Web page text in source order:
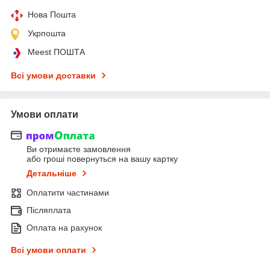
Нова Пошта
Укрпошта
Meest ПОШТА
Всі умови доставки
Умови оплати
Ви отримаєте замовлення
або гроші повернуться на вашу картку
Детальніше
Оплатити частинами
Післяплата
Оплата на рахунок
Всі умови оплати